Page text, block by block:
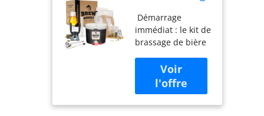
Kit Complet de
5L | 8,2% Alc. |
Kit Fabrication
Bière | Idée
Cadeau
Homme | Kit
Bière | Coffret
Cadeau
‍ Démarrage
immédiat : le kit de
brassage de bière
contient un paquet
d'ingrédients prêt
à l'emploi avec des
quantités fraîches